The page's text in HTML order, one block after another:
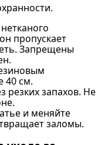
пропускает
Запрещены
40 см.
резких запахов. Не
и меняйте
заломы.